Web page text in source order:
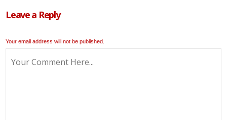
Leave a Reply
Your email address will not be published.